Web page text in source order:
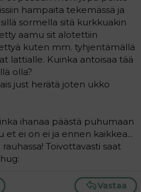
hampaita tekemässä ja
sormella sitä kurkkuakin
aamu sit alotettiin
kuten mm. tyhjentämällä
lattialle. Kuinka antoisaa tää
olla?
just herätä joten ukko
ihanaa päästä puhumaan
et ei on ei ja ennen kaikkea...
Toivottavasti saat
Vastaa